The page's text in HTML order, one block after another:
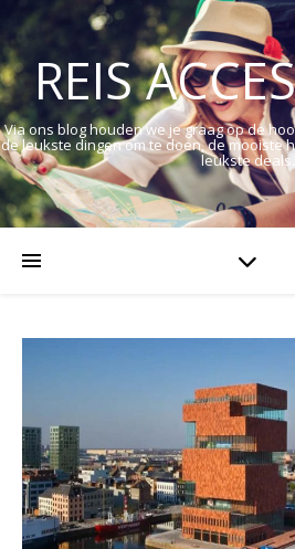
REIS
Via ons blog houden we je graag op de
de leukste dingen om te doen, de mooiste
leukste deals.